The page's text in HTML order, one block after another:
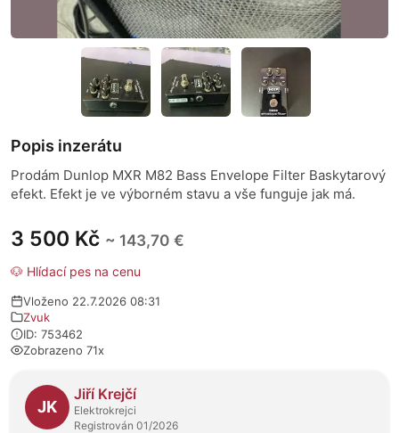
3 500 Kč ~ 143,70 €
🐶 Hlídací pes na cenu
Vloženo 22.7.2026 08:31
Zvuk
ID: 753462
Zobrazeno 71x
O prodejci
JK
Jiří Krejčí
Elektrokrejci
Registrován 01/2026
Popis inzerátu
Prodám Dunlop MXR M82 Bass Envelope Filter Baskytarový
efekt. Efekt je ve výborném stavu a vše funguje jak má.